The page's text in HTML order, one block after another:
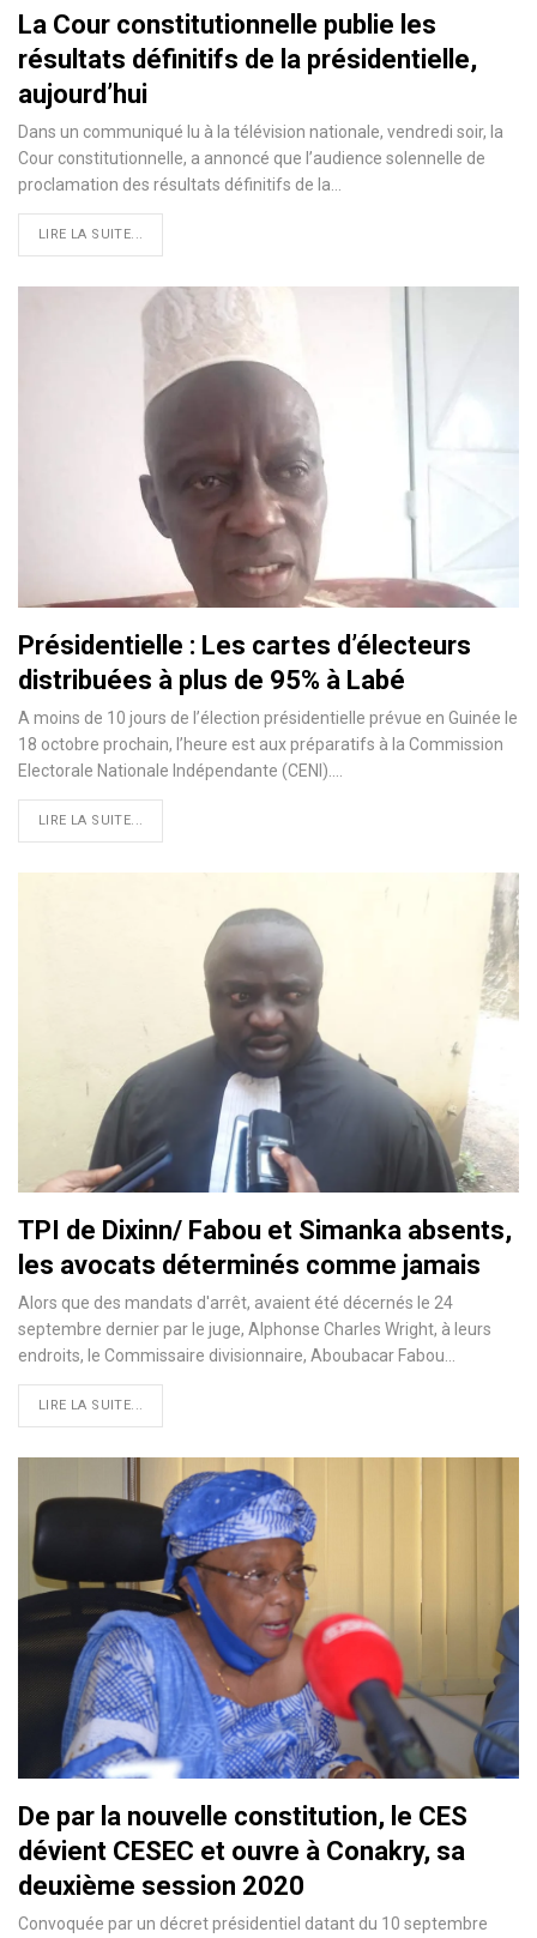
La Cour constitutionnelle publie les
résultats définitifs de la présidentielle,
aujourd’hui
Dans un communiqué lu à la télévision nationale, vendredi soir, la
Cour constitutionnelle, a annoncé que l’audience solennelle de
proclamation des résultats définitifs de la
LIRE LA SUITE...
Présidentielle : Les cartes d’électeurs
distribuées à plus de 95% à Labé
A moins de 10 jours de l’élection présidentielle prévue en Guinée le
18 octobre prochain, l’heure est aux préparatifs à la Commission
Electorale Nationale Indépendante (CENI).
LIRE LA SUITE...
TPI de Dixinn/ Fabou et Simanka absents,
les avocats déterminés comme jamais
Alors que des mandats d'arrêt, avaient été décernés le 24
septembre dernier par le juge, Alphonse Charles Wright, à leurs
endroits, le Commissaire divisionnaire, Aboubacar Fabou
LIRE LA SUITE...
De par la nouvelle constitution, le CES
dévient CESEC et ouvre à Conakry, sa
deuxième session 2020
Convoquée par un décret présidentiel datant du 10 septembre